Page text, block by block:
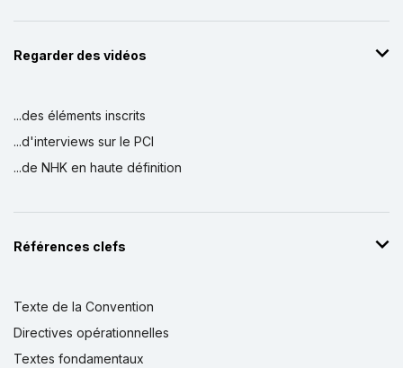
Regarder des vidéos
...des éléments inscrits
...d'interviews sur le PCI
...de NHK en haute définition
Références clefs
Texte de la Convention
Directives opérationnelles
Textes fondamentaux